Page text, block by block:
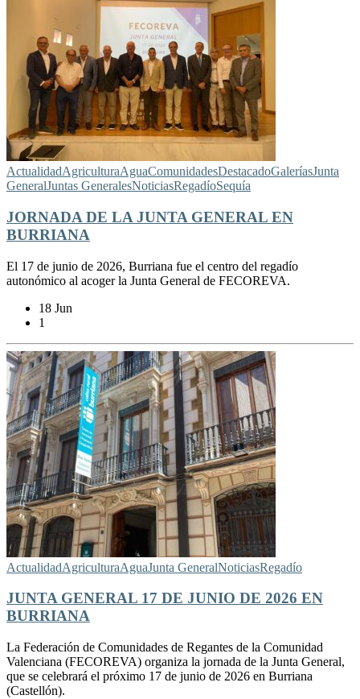
ActualidadAgriculturaAguaComunidadesDestacadoGaleríasJunta
GeneralJuntas GeneralesNoticiasRegadíoSequía
JORNADA DE LA JUNTA GENERAL EN
BURRIANA
El 17 de junio de 2026, Burriana fue el centro del regadío
autonómico al acoger la Junta General de FECOREVA.
18 Jun
1
ActualidadAgriculturaAguaJunta GeneralNoticiasRegadío
JUNTA GENERAL 17 DE JUNIO DE 2026 EN
BURRIANA
La Federación de Comunidades de Regantes de la Comunidad
Valenciana (FECOREVA) organiza la jornada de la Junta General,
que se celebrará el próximo 17 de junio de 2026 en Burriana
(Castellón).